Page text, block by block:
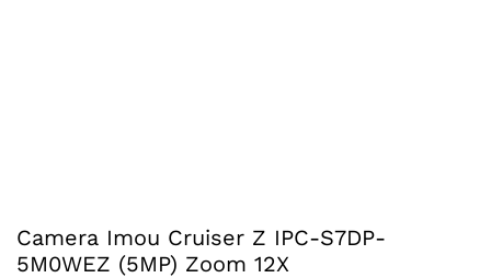
Camera Imou Cruiser Z IPC-S7DP-
5M0WEZ (5MP) Zoom 12X